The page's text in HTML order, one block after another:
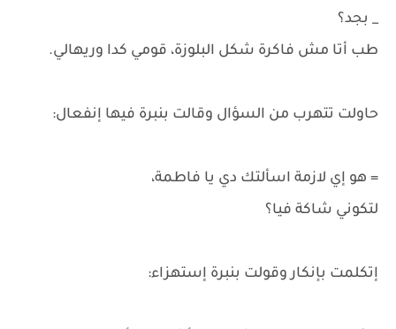
_ بجد؟
طب أتا مش فاكرة شكل البلوزة، قومي كدا وريهالي.
حاولت تتهرب من السؤال وقالت بنبرة فيها إنفعال:
= هو إي لازمة اسألتك دي يا فاطمة،
لتكوني شاكة فيا؟
إتكلمت بإنكار وقولت بنبرة إستهزاء: